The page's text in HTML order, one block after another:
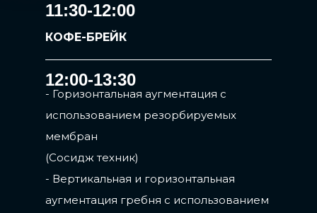
- Горизонтальная аугментация с
использованием резорбируемых
мембран
(Сосидж техник)
- Вертикальная и горизонтальная
аугментация гребня с использованием
12:00-13:30
11:30-12:00
КОФЕ-БРЕЙК